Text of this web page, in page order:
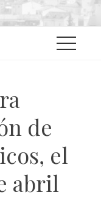
de
el
abril